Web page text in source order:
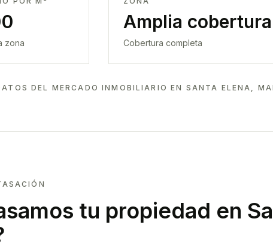
zona
Amplia cobertura
Cobertura completa
DEL MERCADO INMOBILIARIO EN SANTA ELENA,
tu propiedad en